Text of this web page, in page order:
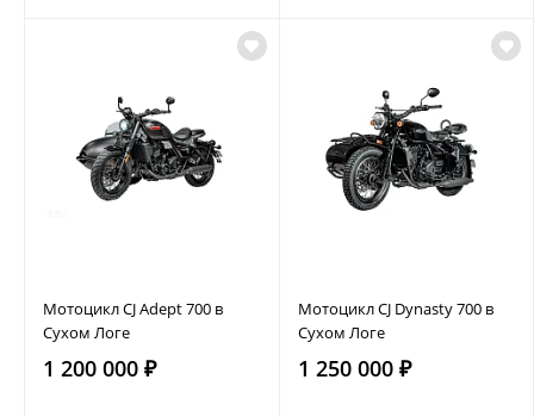
Мотоцикл CJ Adept 700 в
Сухом Логе
1 200 000 ₽
Мотоцикл CJ Dynasty 700 в
Сухом Логе
1 250 000 ₽